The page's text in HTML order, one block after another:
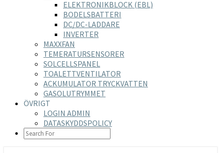
ELEKTRONIKBLOCK (EBL)
BODELSBATTERI
DC/DC-LADDARE
INVERTER
MAXXFAN
TEMERATURSENSORER
SOLCELLSPANEL
TOALETTVENTILATOR
ACKUMULATOR TRYCKVATTEN
GASOLUTRYMMET
ÖVRIGT
LOGIN ADMIN
DATASKYDDSPOLICY
SEARCH
ICON